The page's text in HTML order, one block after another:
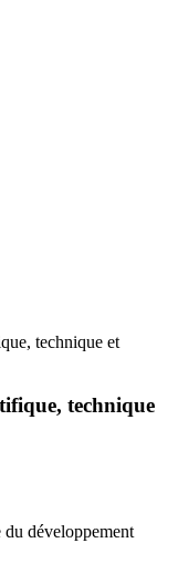
technique et
technique
du développement